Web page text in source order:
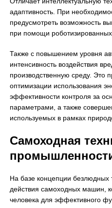
адаптивность. При
предусмотреть возможность
при помощи роботизированных
Также с повышением уровня
интенсивность воздействия
производственную среду. Это
оптимизации использования
эффективности контроля за
параметрами, а также
используемых в рамках
Самоходная
На базе концепции безлюдных
действия самоходных машин,
человека для эффективного